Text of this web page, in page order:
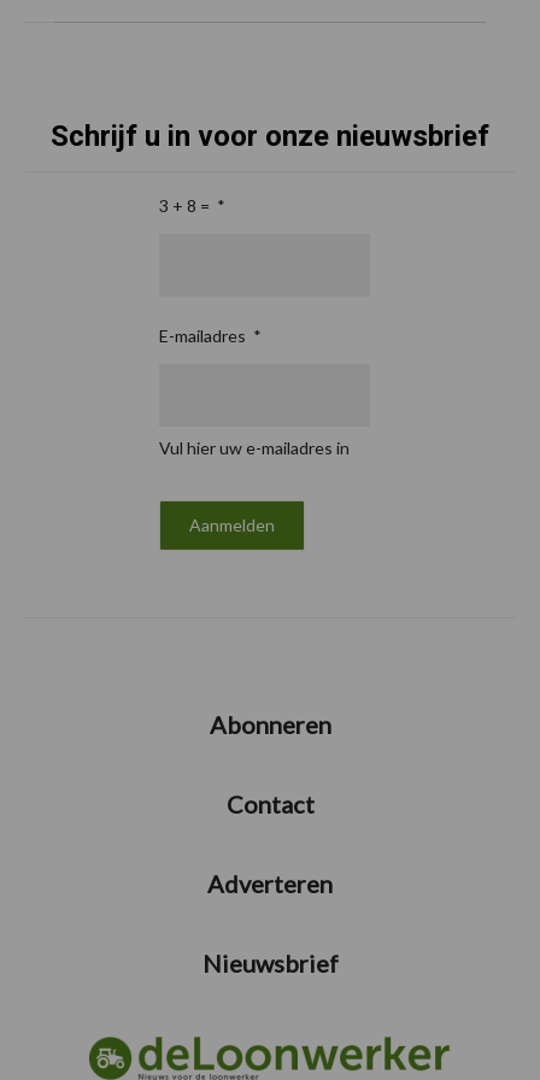
Schrijf u in voor onze nieuwsbrief
3 + 8 = *
E-mailadres *
Vul hier uw e-mailadres in
Abonneren
Contact
Adverteren
Nieuwsbrief